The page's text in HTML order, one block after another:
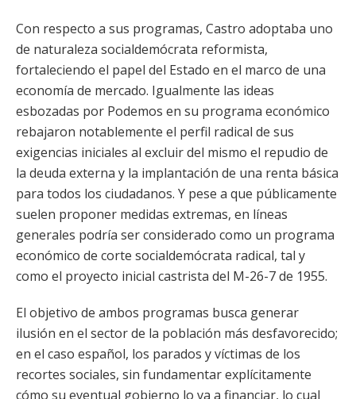
Con respecto a sus programas, Castro adoptaba uno
de naturaleza socialdemócrata reformista,
fortaleciendo el papel del Estado en el marco de una
economía de mercado. Igualmente las ideas
esbozadas por Podemos en su programa económico
rebajaron notablemente el perfil radical de sus
exigencias iniciales al excluir del mismo el repudio de
la deuda externa y la implantación de una renta básica
para todos los ciudadanos. Y pese a que públicamente
suelen proponer medidas extremas, en líneas
generales podría ser considerado como un programa
económico de corte socialdemócrata radical, tal y
como el proyecto inicial castrista del M-26-7 de 1955.
El objetivo de ambos programas busca generar
ilusión en el sector de la población más desfavorecido;
en el caso español, los parados y víctimas de los
recortes sociales, sin fundamentar explícitamente
cómo su eventual gobierno lo va a financiar, lo cual